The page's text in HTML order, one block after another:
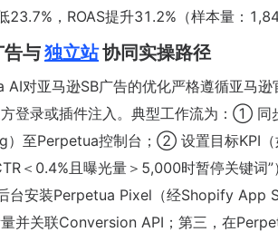
23.7%，ROAS提升31.2%（样本量：
告与独立站协同实操路径
AI对亚马逊SB广告的优化严格遵循亚马
登录或插件注入。典型工作流为：① 同
）至Perpetua控制台；② 设置目标KPI
＜0.4%且曝光量＞5,000时暂停关键
台安装Perpetua Pixel（经Shopify App
并关联Conversion API；第三，在